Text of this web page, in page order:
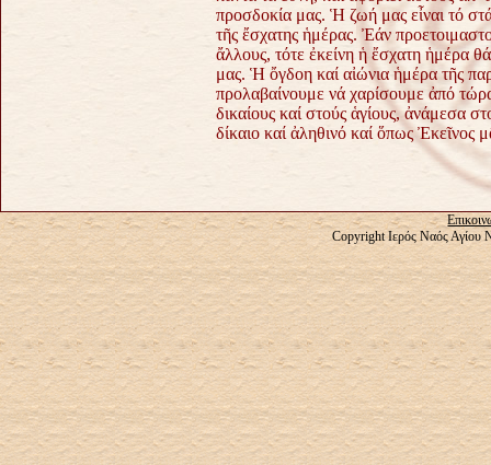
προσδοκία μας. Ἡ ζωή μας εἶναι τό
τῆς ἔσχατης ἡμέρας. Ἐάν
ἄλλους, τότε ἐκείνη ἡ ἔσχατη ἡμέρα
μας. Ἡ ὄγδοη καί αἰώνια ἡμέρα τῆς
προλαβαίνουμε νά χαρίσουμε ἀπό
δικαίους καί στούς ἁγίους, ἀνάμεσα
δίκαιο καί ἀληθινό καί ὅπως Ἐκεῖνος
Copyright Ιερός Ναός Αγίου